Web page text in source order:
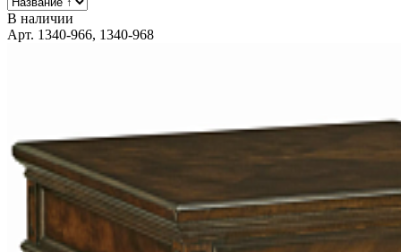
В наличии
Арт. 1340-966, 1340-968